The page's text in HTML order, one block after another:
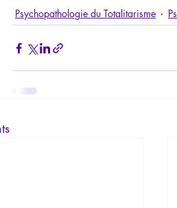
Psychopathologie du Totalitarisme